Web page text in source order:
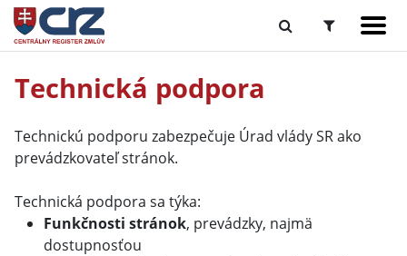
Technická podpora
Technickú podporu zabezpečuje Úrad vlády SR ako
prevádzkovateľ stránok.
Technická podpora sa týka:
Funkčnosti stránok, prevádzky, najmä
dostupnosťou